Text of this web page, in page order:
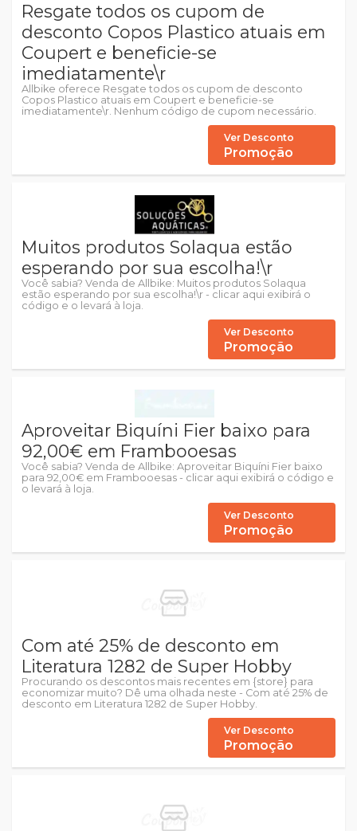
Resgate todos os cupom de
desconto Copos Plastico atuais em
Coupert e beneficie-se
imediatamente\r
Allbike oferece Resgate todos os cupom de desconto
Copos Plastico atuais em Coupert e beneficie-se
imediatamente\r. Nenhum código de cupom necessário.
Ver Desconto
Promoção
Muitos produtos Solaqua estão
esperando por sua escolha!\r
Você sabia? Venda de Allbike: Muitos produtos Solaqua
estão esperando por sua escolha!\r - clicar aqui exibirá o
código e o levará à loja.
Ver Desconto
Promoção
Aproveitar Biquíni Fier baixo para
92,00€ em Frambooesas
Você sabia? Venda de Allbike: Aproveitar Biquíni Fier baixo
para 92,00€ em Frambooesas - clicar aqui exibirá o código e
o levará à loja.
Ver Desconto
Promoção
Com até 25% de desconto em
Literatura 1282 de Super Hobby
Procurando os descontos mais recentes em {store} para
economizar muito? Dê uma olhada neste - Com até 25% de
desconto em Literatura 1282 de Super Hobby.
Ver Desconto
Promoção